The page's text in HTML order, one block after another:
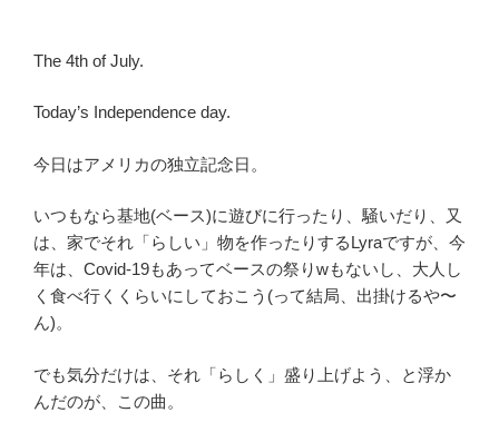
The 4th of July.
Today’s Independence day.
今日はアメリカの独立記念日。
いつもなら基地(ベース)に遊びに行ったり、騒いだり、又
は、家でそれ「らしい」物を作ったりするLyraですが、今
年は、Covid-19もあってベースの祭りwもないし、大人し
く食べ行くくらいにしておこう(って結局、出掛けるや〜
ん)。
でも気分だけは、それ「らしく」盛り上げよう、と浮か
んだのが、この曲。